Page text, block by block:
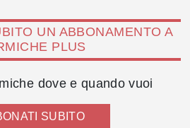
UN ABBONAMENTO A
PLUS
dove e quando vuoi
SUBITO